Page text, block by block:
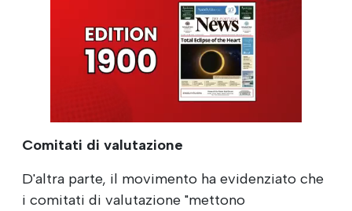
Comitati di valutazione
D'altra parte, il movimento ha evidenziato che
i comitati di valutazione "mettono